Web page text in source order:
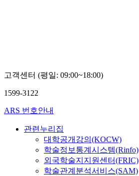
고객센터 (평일: 09:00~18:00)
1599-3122
ARS 번호안내
관련누리집
대학공개강의(KOCW)
학술정보통계시스템(Rinfo)
외국학술지지원센터(FRIC)
학술관계분석서비스(SAM)